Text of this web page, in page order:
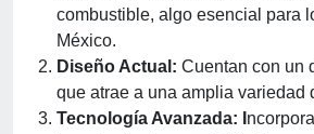
combustible, algo esencial para
México.
Diseño Actual: Cuentan con un
que atrae a una amplia variedad
Tecnología Avanzada: I